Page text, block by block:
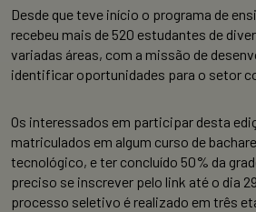
Desde que teve início o programa de
recebeu mais de 520 estudantes de
variadas áreas, com a missão de
identificar oportunidades para o setor
Os interessados em participar desta
matriculados em algum curso de
tecnológico, e ter concluído 50% da
preciso se inscrever pelo link até o dia
processo seletivo é realizado em três